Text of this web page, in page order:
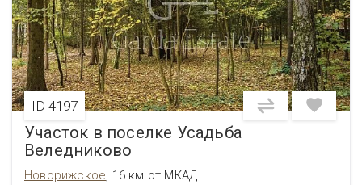
ID 4197
Участок в поселке Усадьба
Веледниково
Новорижское, 16 км от МКАД